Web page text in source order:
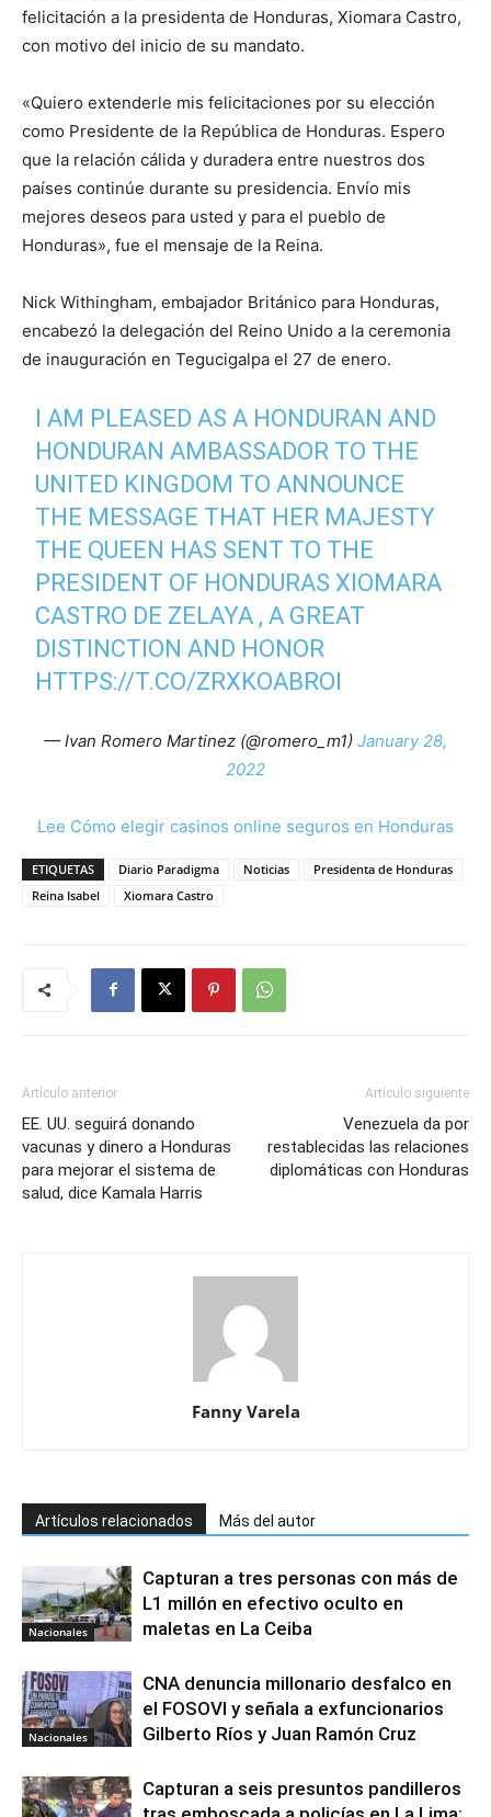
felicitación a la presidenta de Honduras, Xiomara Castro,
con motivo del inicio de su mandato.
«Quiero extenderle mis felicitaciones por su elección
como Presidente de la República de Honduras. Espero
que la relación cálida y duradera entre nuestros dos
países continúe durante su presidencia. Envío mis
mejores deseos para usted y para el pueblo de
Honduras», fue el mensaje de la Reina.
Nick Withingham, embajador Británico para Honduras,
encabezó la delegación del Reino Unido a la ceremonia
de inauguración en Tegucigalpa el 27 de enero.
I AM PLEASED AS A HONDURAN AND
HONDURAN AMBASSADOR TO THE
UNITED KINGDOM TO ANNOUNCE
THE MESSAGE THAT HER MAJESTY
THE QUEEN HAS SENT TO THE
PRESIDENT OF HONDURAS XIOMARA
CASTRO DE ZELAYA , A GREAT
DISTINCTION AND HONOR
HTTPS://T.CO/ZRXKOABROI
— Ivan Romero Martinez (@romero_m1) January 28,
2022
Lee Cómo elegir casinos online seguros en Honduras
ETIQUETAS Diario Paradigma Noticias
Presidenta de Honduras
Reina Isabel
Xiomara Castro
Artículo anterior
EE. UU. seguirá donando
vacunas y dinero a Honduras
para mejorar el sistema de
salud, dice Kamala Harris
Artículo siguiente
Venezuela da por
restablecidas las relaciones
diplomáticas con Honduras
Fanny Varela
Artículos relacionados Más del autor
Nacionales
Capturan a tres personas con más de
L1 millón en efectivo oculto en
maletas en La Ceiba
Nacionales
CNA denuncia millonario desfalco en
el FOSOVI y señala a exfuncionarios
Gilberto Ríos y Juan Ramón Cruz
Capturan a seis presuntos pandilleros